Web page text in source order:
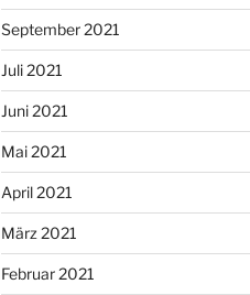
September 2021
Juli 2021
Juni 2021
Mai 2021
April 2021
März 2021
Februar 2021